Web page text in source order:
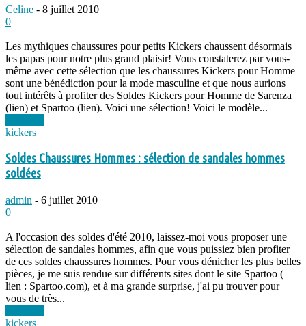
Celine - 8 juillet 2010
0
Les mythiques chaussures pour petits Kickers chaussent désormais
les papas pour notre plus grand plaisir! Vous constaterez par vous-
même avec cette sélection que les chaussures Kickers pour Homme
sont une bénédiction pour la mode masculine et que nous aurions
tout intérêts à profiter des Soldes Kickers pour Homme de Sarenza
(lien) et Spartoo (lien). Voici une sélection! Voici le modèle...
kickers
Soldes Chaussures Hommes : sélection de sandales hommes
soldées
admin - 6 juillet 2010
0
A l'occasion des soldes d'été 2010, laissez-moi vous proposer une
sélection de sandales hommes, afin que vous puissiez bien profiter
de ces soldes chaussures hommes. Pour vous dénicher les plus belles
pièces, je me suis rendue sur différents sites dont le site Spartoo (
lien : Spartoo.com), et à ma grande surprise, j'ai pu trouver pour
vous de très...
kickers